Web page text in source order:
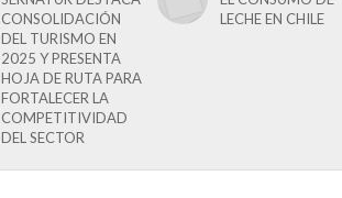
CONSOLIDACIÓN
DEL TURISMO EN
2025 Y PRESENTA
HOJA DE RUTA PARA
FORTALECER LA
COMPETITIVIDAD
DEL SECTOR
LECHE EN CHILE